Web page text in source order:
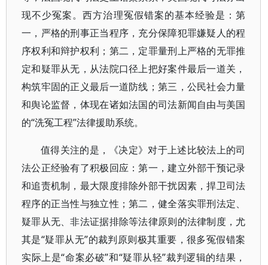
现不少冤案。西方治理冤假错案的基本经验是：第
一，严格的刑事正当程序，充分保障犯罪嫌疑人的程
序权利和辩护权利；第二，定罪量刑上严格的无罪推
定和疑罪从无，从法院口径上把好案件最后一道关，
构筑牢固的正义最后一道防线；第三，公民社会力量
和舆论监督，体现在诸如法国的司法新闻自由与美国
的“洗冤工程”法律援助系统。
值得关注的是，《决定》对于上述比较法上的司
法公正经验有了积极回应：第一，建立外部干预记录
和追责机制，最大限度排除外部干扰因素，捍卫司法
程序的正当性与独立性；第二，健全落实罪刑法定、
疑罪从无、非法证据排除等法律原则的法律制度，尤
其是“疑罪从无”的裁判原则极其重要，很多冤假错案
实际上是“命案必破”和“疑罪从轻”裁判逻辑的结果，